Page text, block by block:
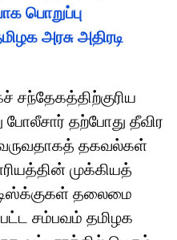
பொறுப்பு
அரசு அதிரடி
போலீசார் தற்போது தீவிர
தகவல்கள்
முக்கியத்
தலைமை
சம்பவம் தமிழக